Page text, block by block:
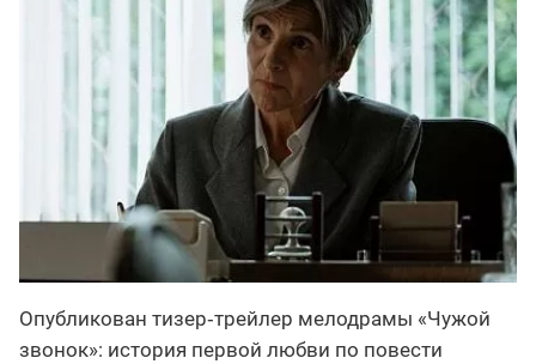
Опубликован тизер‑трейлер мелодрамы «Чужой
звонок»: история первой любви по повести